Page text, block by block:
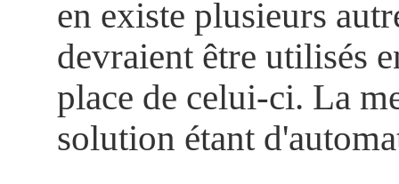
en existe plusieurs
devraient être utilisés
place de celui-ci. La
solution étant